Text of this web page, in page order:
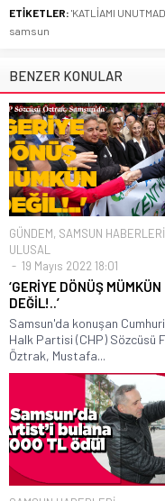
ETİKETLER: 'KATLİAMI
samsun
BENZER KONULAR
GÜNDEM, SAMSUN HABERLERİ
ULUSAL
19 Mayıs 2022 18:01
‘GERİYE DÖNÜŞ MÜMKÜN
DEĞİL!..’
Samsun'da konuşan
Halk Partisi (CHP) Sözcüsü
Öztrak, Mustafa...